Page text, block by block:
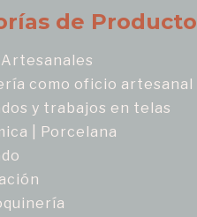
de Producto
como oficio artesanal
y trabajos en telas
| Porcelana